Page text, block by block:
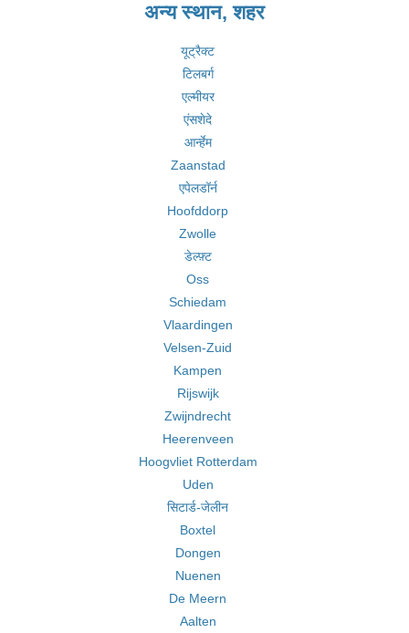
अन्य स्थान, शहर
यूट्रैक्ट
टिलबर्ग
एल्मीयर
एंसशेदे
आर्न्हेम
Zaanstad
एपेलडॉर्न
Hoofddorp
Zwolle
डेल्फ़्ट
Oss
Schiedam
Vlaardingen
Velsen-Zuid
Kampen
Rijswijk
Zwijndrecht
Heerenveen
Hoogvliet Rotterdam
Uden
सिटार्ड-जेलीन
Boxtel
Dongen
Nuenen
De Meern
Aalten